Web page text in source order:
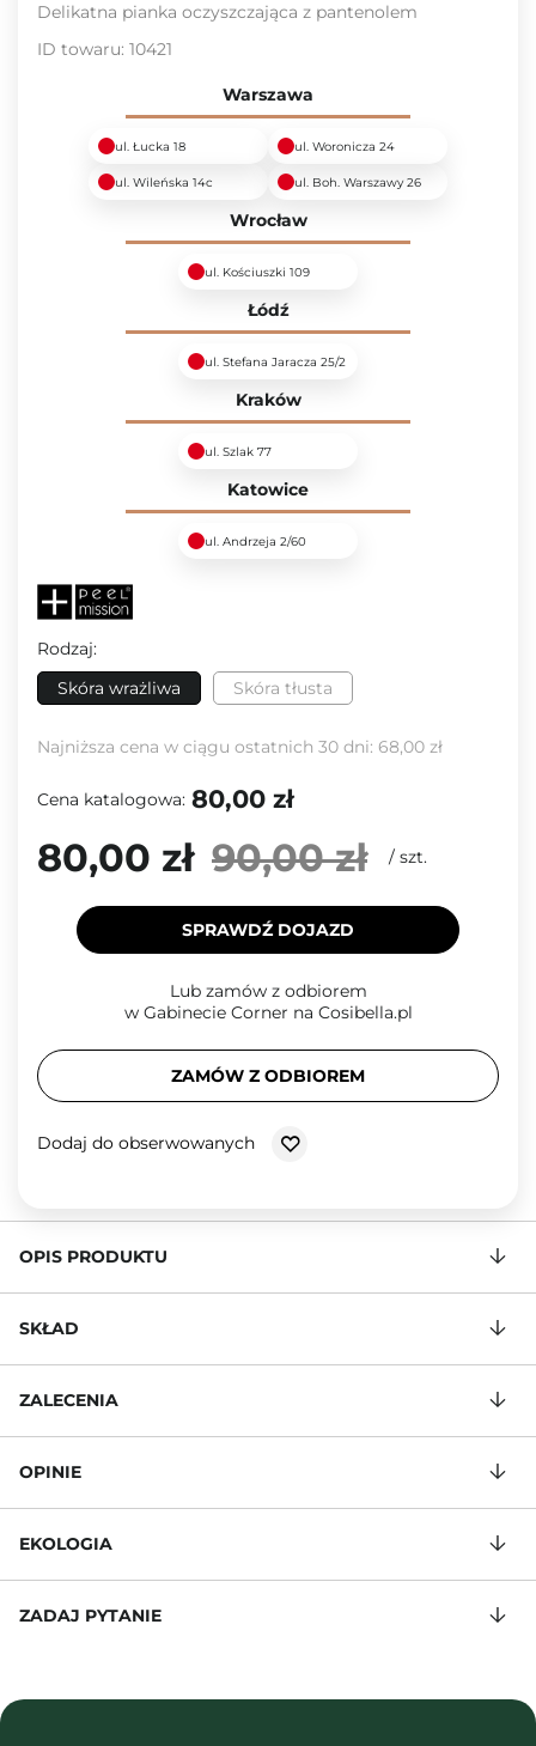
Delikatna pianka oczyszczająca z pantenolem
ID towaru: 10421
Warszawa
ul. Łucka 18 ul. Woronicza 24
ul. Wileńska 14c ul. Boh. Warszawy 26
Wrocław
ul. Kościuszki 109
Łódź
ul. Stefana Jaracza 25/2
Kraków
ul. Szlak 77
Katowice
ul. Andrzeja 2/60
Rodzaj:
Skóra wrażliwa
Skóra tłusta
Najniższa cena w ciągu ostatnich 30 dni: 68,00 zł
Cena katalogowa: 80,00 zł
80,00 zł 90,00 zł / szt.
SPRAWDŹ DOJAZD
Lub zamów z odbiorem
w Gabinecie Corner na Cosibella.pl
ZAMÓW Z ODBIOREM
Dodaj do obserwowanych
OPIS PRODUKTU
SKŁAD
ZALECENIA
OPINIE
EKOLOGIA
ZADAJ PYTANIE